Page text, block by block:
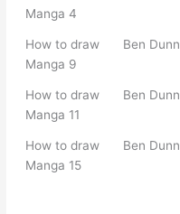
Manga 4
How to draw
Manga 9
Ben Dunn
How to draw
Manga 11
Ben Dunn
How to draw
Manga 15
Ben Dunn